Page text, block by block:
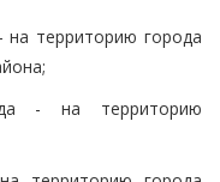
на территорию города
- на территорию